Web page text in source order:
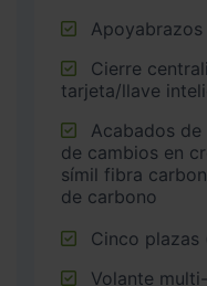
tarjeta/llave
de cambios en
símil fibra
de carbono